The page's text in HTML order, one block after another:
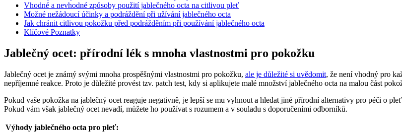
Vhodné a nevhodné způsoby použití jablečného octa na citlivou pleť
Možné nežádoucí účinky a podráždění při užívání jablečného octa
Jak chránit citlivou pokožku před podrážděním při používání jablečného octa
Klíčové Poznatky
Jablečný ocet: přírodní lék s mnoha vlastnostmi pro pokožku
Jablečný ocet je známý svými mnoha prospěšnými vlastnostmi pro pokožku, ale je důležité si uvědomit, že není vhodný pro
nepříjemné reakce. Proto je důležité provést tzv. patch test, kdy si aplikujete malé množství jablečného octa na malou část
Pokud vaše pokožka na jablečný ocet reaguje negativně, je lepší se mu vyhnout a hledat jiné přírodní alternativy pro péči o
Pokud vám však jablečný ocet nevadí, můžete ho používat s rozumem a v souladu s doporučeními odborníků.
Výhody jablečného octa pro pleť: